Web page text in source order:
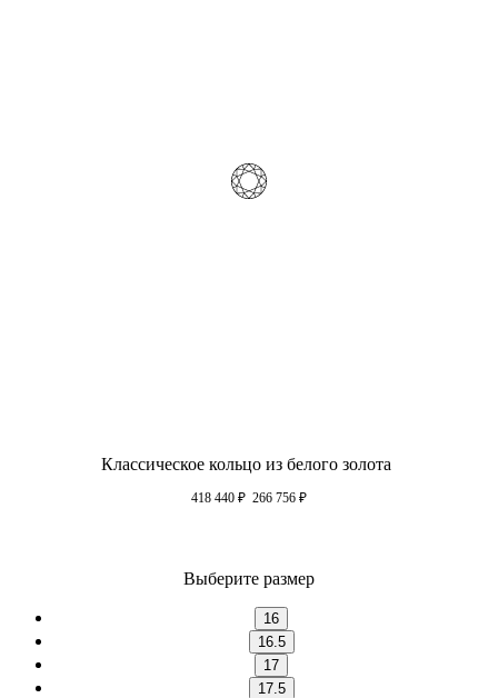
Классическое кольцо из белого золота
418 440 ₽ 266 756 ₽
Выберите размер
16
16.5
17
17.5